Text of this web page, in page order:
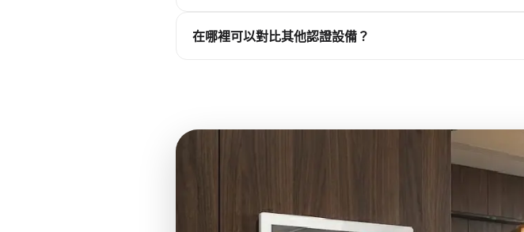
請查看本頁相關平台功能，了解此型號所支持的能力。
在哪裡可以對比其他認證設備？